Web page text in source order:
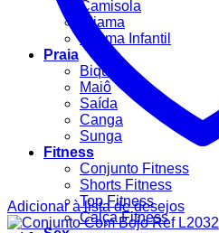
Camisola
Pijama
Pijama Infantil
Praia
Biquíni
Maiô
Saída
Canga
Sunga
Fitness
Conjunto Fitness
Shorts Fitness
Top Fitness
Calça Fitness
Adicionar à lista de desejos